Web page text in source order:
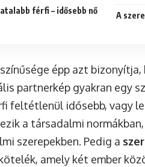
férfi – idősebb nő
A
épp azt
partnerkép gyakran egy
feltétlenül idősebb, vagy
a társadalmi
szerepekben. Pedig a
amely két ember